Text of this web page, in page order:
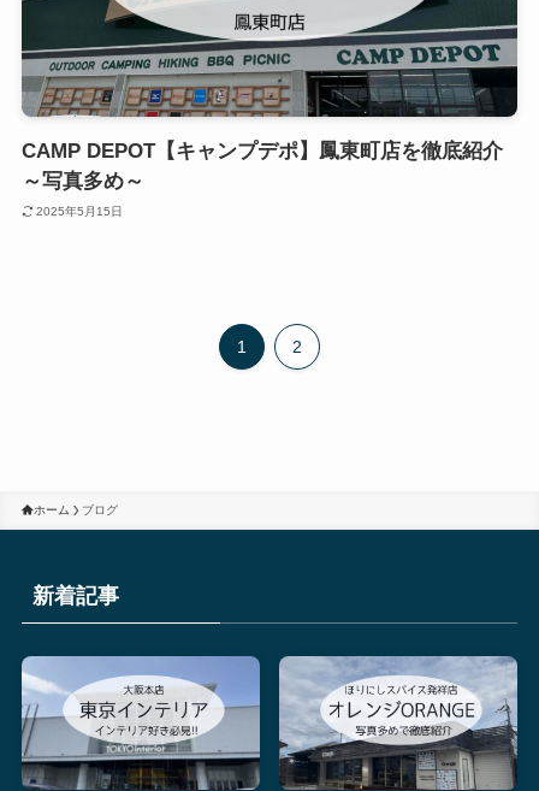
CAMP DEPOT【キャンプデポ】鳳東町店を徹底紹介
～写真多め～
2025年5月15日
1 2
ホーム ブログ
新着記事